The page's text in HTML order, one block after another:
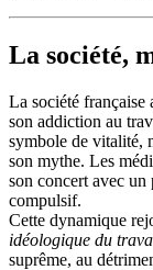
La société,
La société
son addiction au
symbole de vitalité,
son mythe. Les
son concert avec un
compulsif.
Cette dynamique
idéologique du
suprême, au